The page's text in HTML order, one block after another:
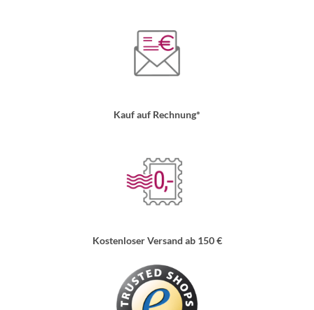
Kauf auf Rechnung*
Kostenloser Versand ab 150 €